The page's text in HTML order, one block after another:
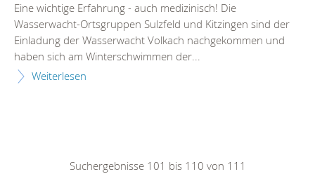
Eine wichtige Erfahrung - auch medizinisch! Die
Wasserwacht-Ortsgruppen Sulzfeld und Kitzingen sind der
Einladung der Wasserwacht Volkach nachgekommen und
haben sich am Winterschwimmen der...
Weiterlesen
Suchergebnisse 101 bis 110 von 111